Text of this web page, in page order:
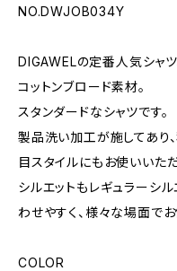
NO.DWJOB034Y
DIGAWELの定番人気シャツ
コットンブロード素材。
スタンダードなシャツです。
製品洗い加工が施してあり
目スタイルにもお使いいた
シルエットもレギュラーシ
わせやすく、様々な場面で
COLOR